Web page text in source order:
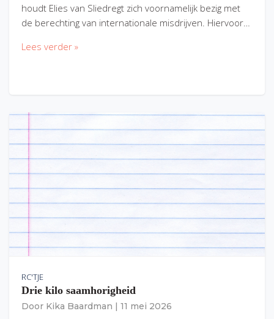
houdt Elies van Sliedregt zich voornamelijk bezig met
de berechting van internationale misdrijven. Hiervoor…
Lees verder »
RC'TJE
Drie kilo saamhorigheid
Door Kika Baardman 11 mei 2026